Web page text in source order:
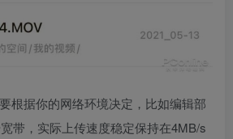
根据你的网络环境决定，比如编辑部
带，实际上传速度稳定保持在4MB/s